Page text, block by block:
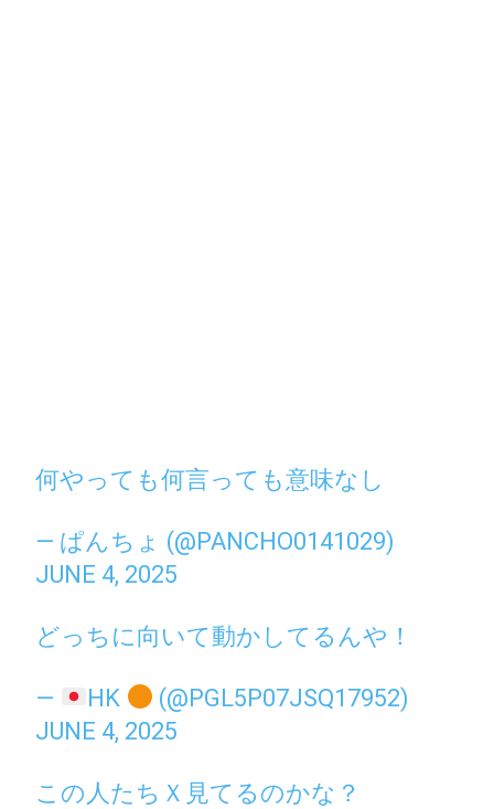
何やっても何言っても意味なし
— ぱんちょ (@PANCHO0141029)
JUNE 4, 2025
どっちに向いて動かしてるんや！
— HK
(@PGL5P07JSQ17952)
JUNE 4, 2025
この人たちＸ見てるのかな？